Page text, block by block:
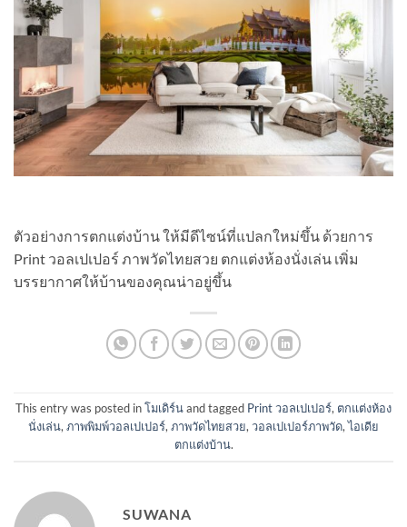
ตัวอย่างการตกแต่งบ้าน ให้มีดีไซน์ที่แปลกใหม่ขึ้น ด้วยการ
Print วอลเปเปอร์ ภาพวัดไทยสวย ตกแต่งห้องนั่งเล่น เพิ่ม
บรรยากาศให้บ้านของคุณน่าอยู่ขึ้น
This entry was posted inโมเดิร์นand tagged Print วอลเปเปอร์, ตกแต่งห้อง
นั่งเล่น,ภาพพิมพ์วอลเปเปอร์,ภาพวัดไทยสวย,วอลเปเปอร์ภาพวัด,ไอเดีย
ตกแต่งบ้าน.
SUWANA